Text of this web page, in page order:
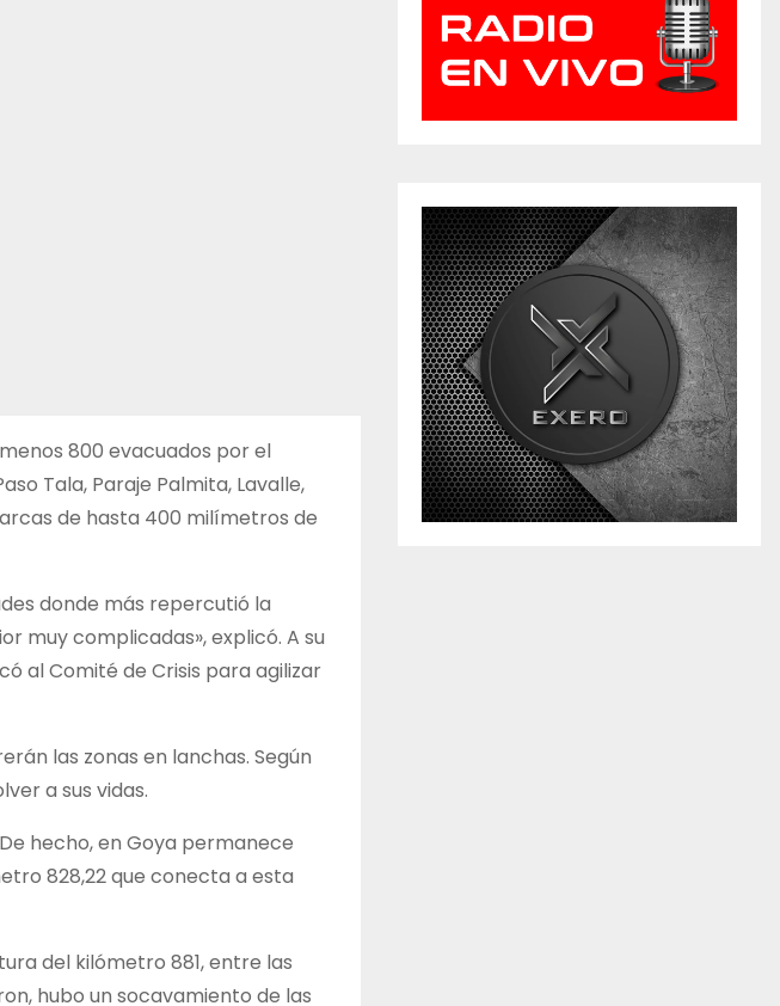
800 evacuados por el
Tala, Paraje Palmita, Lavalle,
de hasta 400 milímetros de
donde más repercutió la
muy complicadas», explicó. A su
al Comité de Crisis para agilizar
las zonas en lanchas. Según
a sus vidas.
hecho, en Goya permanece
828,22 que conecta a esta
del kilómetro 881, entre las
hubo un socavamiento de las